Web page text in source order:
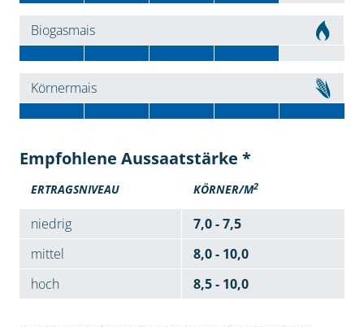
Biogasmais
Körnermais
Empfohlene Aussaatstärke *
ERTRAGSNIVEAU KÖRNER/M2
niedrig
7,0 - 7,5
mittel
8,0 - 10,0
hoch
8,5 - 10,0